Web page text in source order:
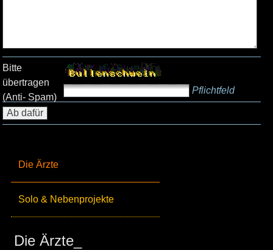
Die Ärzte
Solo & Nebenprojekte
Die Ärzte_
Bitte
übertragen
(Anti- Spam)
Pflichtfeld